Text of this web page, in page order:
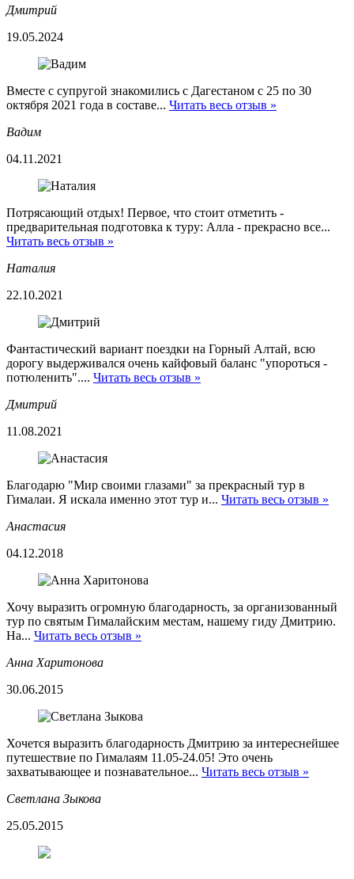
Дмитрий
19.05.2024
Вместе с супругой знакомились с Дагестаном с 25 по 30
октября 2021 года в составе... Читать весь отзыв »
Вадим
04.11.2021
Потрясающий отдых! Первое, что стоит отметить -
предварительная подготовка к туру: Алла - прекрасно все...
Читать весь отзыв »
Наталия
22.10.2021
Фантастический вариант поездки на Горный Алтай, всю
дорогу выдерживался очень кайфовый баланс "упороться -
потюленить".... Читать весь отзыв »
Дмитрий
11.08.2021
Благодарю "Мир своими глазами" за прекрасный тур в
Гималаи. Я искала именно этот тур и... Читать весь отзыв »
Анастасия
04.12.2018
Хочу выразить огромную благодарность, за организованный
тур по святым Гималайским местам, нашему гиду Дмитрию.
На... Читать весь отзыв »
Анна Харитонова
30.06.2015
Хочется выразить благодарность Дмитрию за интереснейшее
путешествие по Гималаям 11.05-24.05! Это очень
захватывающее и познавательное... Читать весь отзыв »
Светлана Зыкова
25.05.2015